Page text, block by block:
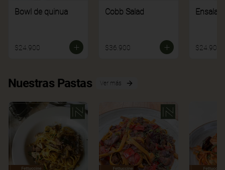
Bowl de quinua
$24.900
Cobb Salad
$36.900 $24.900
Nuestras Pastas Ver más